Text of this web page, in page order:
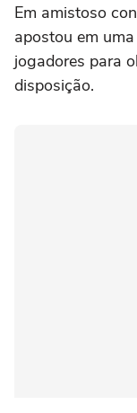
Em amistoso
apostou em
jogadores para
disposição.